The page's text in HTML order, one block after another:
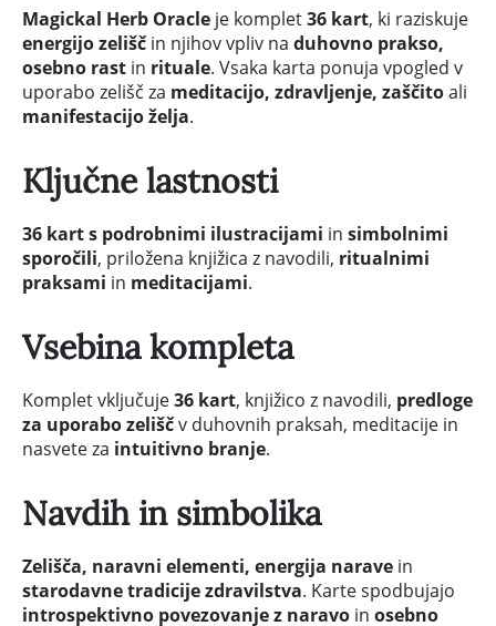
Magickal Herb Oracle je komplet36 kart, ki raziskuje
energijo zelišč in njihov vpliv na duhovno prakso,
osebno rast in rituale. Vsaka karta ponuja vpogled v
uporabo zelišč za meditacijo, zdravljenje, zaščitoali
manifestacijo želja.
Ključne lastnosti
36 kart s podrobnimi ilustracijami in simbolnimi
sporočili, priložena knjižica z navodili, ritualnimi
praksami in meditacijami.
Vsebina kompleta
Komplet vključuje36 kart, knjižico z navodili, predloge
za uporabo zeliščv duhovnih praksah, meditacije in
nasvete za intuitivno branje.
Navdih in simbolika
Zelišča, naravni elementi, energija narave in
starodavne tradicije zdravilstva. Karte spodbujajo
introspektivno povezovanje z naravo in osebno